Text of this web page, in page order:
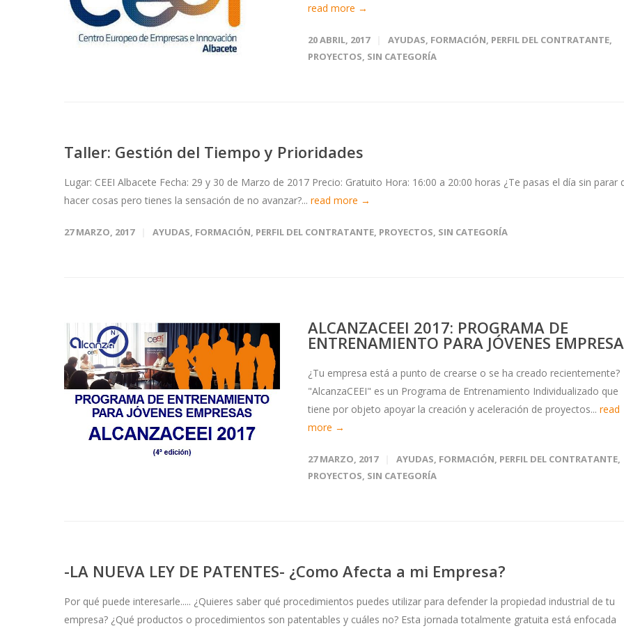
read more →
20 ABRIL, 2017 AYUDAS, FORMACIÓN, PERFIL DEL CONTRATANTE,
PROYECTOS, SIN CATEGORÍA
Taller: Gestión del Tiempo y Prioridades
Lugar: CEEI Albacete Fecha: 29 y 30 de Marzo de 2017 Precio: Gratuito Hora: 16:00 a 20:00 horas ¿Te pasas el día sin parar
hacer cosas pero tienes la sensación de no avanzar?... read more →
27 MARZO, 2017 AYUDAS, FORMACIÓN, PERFIL DEL CONTRATANTE, PROYECTOS, SIN CATEGORÍA
ALCANZACEEI 2017: PROGRAMA DE
ENTRENAMIENTO PARA JÓVENES
¿Tu empresa está a punto de crearse o se ha creado recientemente?
"AlcanzaCEEI" es un Programa de Entrenamiento Individualizado que
tiene por objeto apoyar la creación y aceleración de proyectos... read
more →
27 MARZO, 2017 AYUDAS, FORMACIÓN, PERFIL DEL CONTRATANTE,
PROYECTOS, SIN CATEGORÍA
-LA NUEVA LEY DE PATENTES- ¿Como Afecta a mi Empresa?
Por qué puede interesarle..... ¿Quieres saber qué procedimientos puedes utilizar para defender la propiedad industrial de tu
empresa? ¿Qué productos o procedimientos son patentables y cuáles no? Esta jornada totalmente gratuita está enfocada